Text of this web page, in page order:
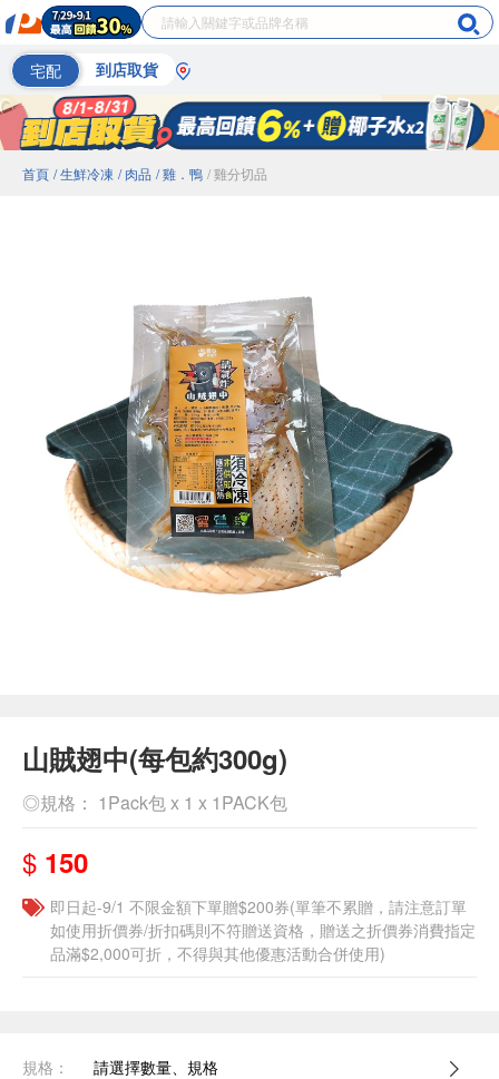
宅配 到店取貨
首頁 / 生鮮冷凍 / 肉品 / 雞．鴨 / 雞分切品
山賊翅中(每包約300g)
◎規格： 1Pack包 x 1 x 1PACK包
$ 150
即日起-9/1 不限金額下單贈$200券(單筆不累贈，請注意訂單
如使用折價券/折扣碼則不符贈送資格，贈送之折價券消費指定
品滿$2,000可折，不得與其他優惠活動合併使用)
規格： 請選擇數量、規格